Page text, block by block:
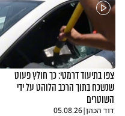
צפו בתיעוד דרמטי: כך חולץ פעוט
שנשכח בתוך הרכב הלוהט על ידי
השוטרים
דוד הכהן|
05.08.26